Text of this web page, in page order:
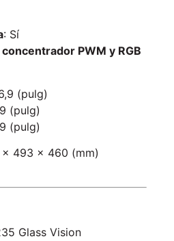
: Sí
PWM y RGB
(pulg)
(pulg)
(pulg)
x 493 x 460 (mm)
Glass Vision